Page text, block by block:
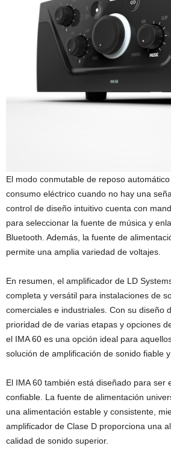
El modo conmutable de reposo
consumo eléctrico cuando no hay una
control de diseño intuitivo cuenta con
para seleccionar la fuente de música y
Bluetooth. Además, la fuente de
permite una amplia variedad de voltajes.
En resumen, el amplificador de LD
completa y versátil para instalaciones de
comerciales e industriales. Con su diseño
prioridad de de varias etapas y opciones
el IMA 60 es una opción ideal para
solución de amplificación de sonido fiable
El IMA 60 también está diseñado para ser
confiable. La fuente de alimentación
una alimentación estable y consistente,
amplificador de Clase D proporciona una
calidad de sonido superior.